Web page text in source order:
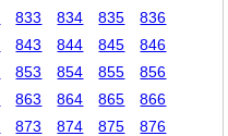
833 834 835
836
843 844 845
846
853 854 855
856
863 864 865
866
873 874 875
876